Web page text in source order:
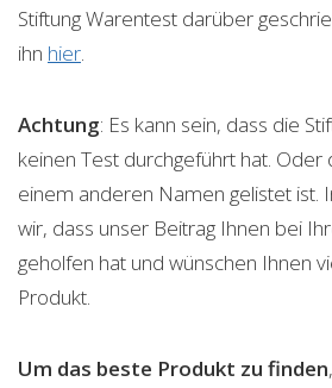
Stiftung Warentest darüber
ihn hier.
Achtung: Es kann sein, dass die
keinen Test durchgeführt hat.
einem anderen Namen gelistet ist.
wir, dass unser Beitrag Ihnen bei
geholfen hat und wünschen Ihnen
Produkt.
Um das beste Produkt zu finden